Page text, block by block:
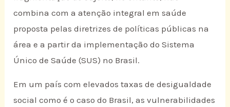
combina com a atenção integral em saúde
proposta pelas diretrizes de políticas públicas na
área e a partir da implementação do Sistema
Único de Saúde (SUS) no Brasil.
Em um país com elevados taxas de desigualdade
social como é o caso do Brasil, as vulnerabilidades